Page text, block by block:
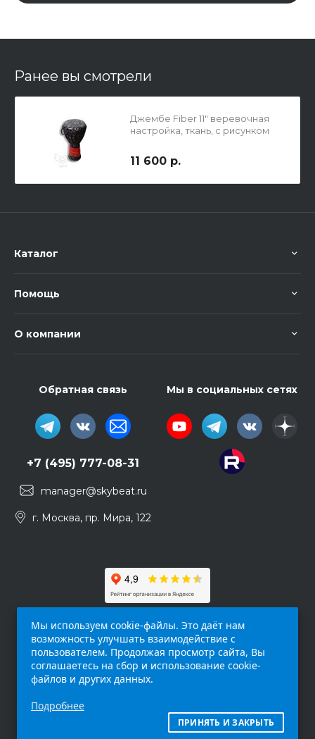
Ранее вы смотрели
Джембе Fiber 11" веревочная
настройка, ткань, с рисунком
11 600 р.
Каталог
Помощь
О компании
Обратная связь
+7 (495) 777-08-31
manager@skybeat.ru
г. Москва, пр. Мира, 122
Мы в социальных сетях
интернет-сайт (
исключительно информационный характер и
Мы используем cookie-файлы. Это даёт нам
возможность улучшать взаимодействие с
пользователем. Продолжая просмотр сайта, Вы
соглашаетесь на сбор и использование cookie-
файлов и других данных.
Подробнее
ПРИНЯТЬ И ЗАКРЫТЬ